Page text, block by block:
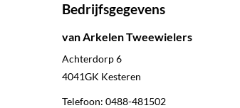
Bedrijfsgegevens
van Arkelen Tweewielers
Achterdorp 6
4041GK Kesteren
Telefoon: 0488-481502